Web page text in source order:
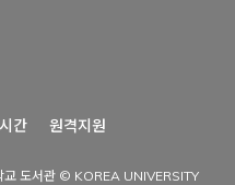
간 원격지원
교 도서관 © KOREA UNIVERSITY
window